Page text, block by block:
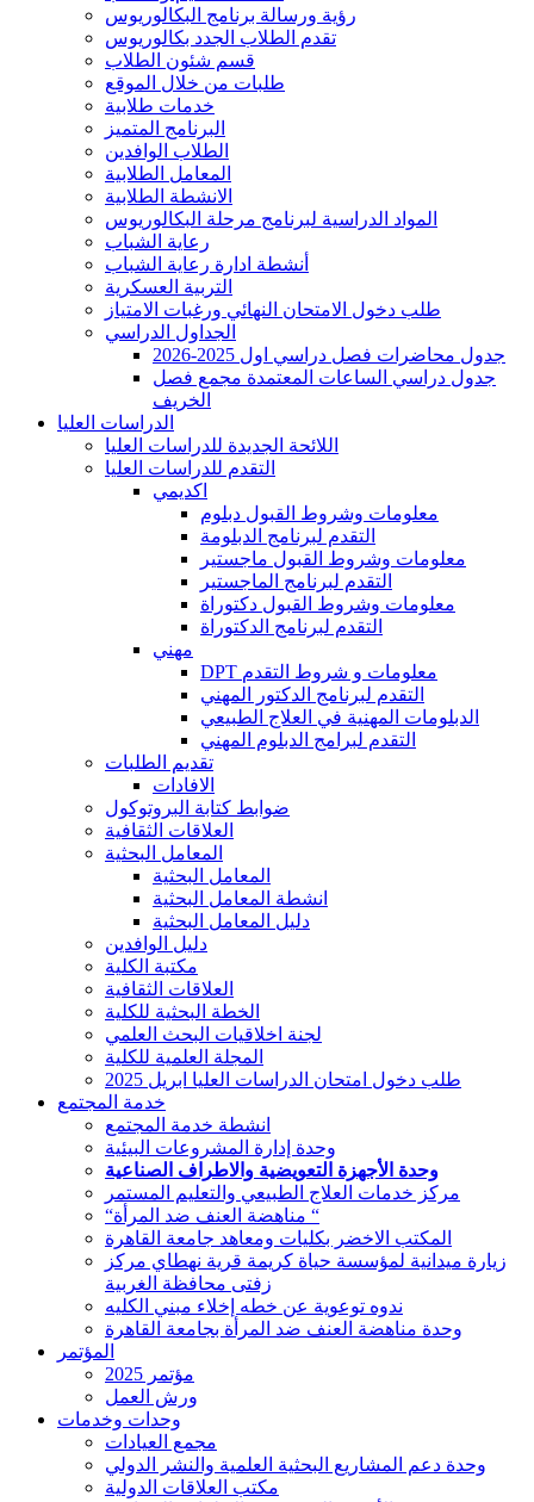
رؤية ورسالة برنامج البكالوريوس
تقدم الطلاب الجدد بكالوريوس
قسم شئون الطلاب
طلبات من خلال الموقع
خدمات طلابية
البرنامج المتميز
الطلاب الوافدين
المعامل الطلابية
الانشطة الطلابية
المواد الدراسية لبرنامج مرحلة البكالوريوس
رعاية الشباب
أنشطة ادارة رعاية الشباب
التربية العسكرية
طلب دخول الامتحان النهائي ورغبات الامتياز
الجداول الدراسي
جدول محاضرات فصل دراسي اول 2025-2026
جدول دراسي الساعات المعتمدة مجمع فصل
الخريف
الدراسات العليا
اللائحة الجديدة للدراسات العليا
التقدم للدراسات العليا
اكديمي
معلومات وشروط القبول دبلوم
التقدم لبرنامج الدبلومة
معلومات وشروط القبول ماجستير
التقدم لبرنامج الماجستير
معلومات وشروط القبول دكتوراة
التقدم لبرنامج الدكتوراة
مهني
DPT معلومات و شروط التقدم
التقدم لبرنامج الدكتور المهني
الدبلومات المهنية في العلاج الطبيعي
التقدم لبرامج الدبلوم المهني
تقديم الطلبات
الافادات
ضوابط كتابة البروتوكول
العلاقات الثقافية
المعامل البحثية
المعامل البحثية
انشطة المعامل البحثية
دليل المعامل البحثية
دليل الوافدين
مكتبة الكلية
العلاقات الثقافية
الخطة البحثية للكلية
لجنة اخلاقيات البحث العلمي
المجلة العلمية للكلية
طلب دخول امتحان الدراسات العليا ابريل 2025
خدمة المجتمع
انشطة خدمة المجتمع
وحدة إدارة المشروعات البيئية
وحدة الأجهزة التعويضية والاطراف الصناعية
مركز خدمات العلاج الطبيعي والتعليم المستمر
“مناهضة العنف ضد المرأة “
المكتب الاخضر بكليات ومعاهد جامعة القاهرة
زيارة ميدانية لمؤسسة حياة كريمة قرية نهطاي مركز
زفتى محافظة الغربية
ندوه توعوية عن خطه إخلاء مبني الكليه
وحدة مناهضة العنف ضد المرأة بجامعة القاهرة
المؤتمر
مؤتمر 2025
ورش العمل
وحدات وخدمات
مجمع العيادات
وحدة دعم المشاريع البحثية العلمية والنشر الدولي
مكتب العلاقات الدولية